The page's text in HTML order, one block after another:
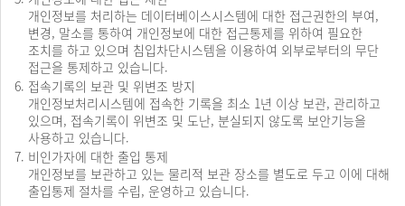
처리정지
범위
확인
개인정보
정정
·
삭제,
처리정지
제한사항
확인
정정
·
개인정보를 처리하는 데이터베이스시스템에 대한 접근권한의 부여,
변경, 말소를 통하여 개인정보에 대한 접근통제를 위하여 필요한
조치를 하고 있으며 침입차단시스템을 이용하여 외부로부터의 무단
접근을 통제하고 있습니다.
접속기록의 보관 및 위변조 방지
개인정보처리시스템에 접속한 기록을 최소 1년 이상 보관, 관리하고
있으며, 접속기록이 위변조 및 도난, 분실되지 않도록 보안기능을
사용하고 있습니다.
비인가자에 대한 출입 통제
개인정보를 보관하고 있는 물리적 보관 장소를 별도로 두고 이에 대해
출입통제 절차를 수립, 운영하고 있습니다.